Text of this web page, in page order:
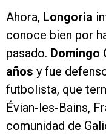
Ahora, Longoria
conoce bien por
pasado. Domingo
años y fue
futbolista, que
Évian-les-Bains,
comunidad de